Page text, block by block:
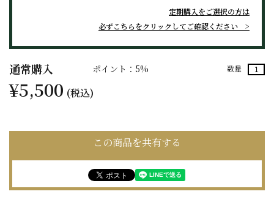
定期購入をご選択の方は
必ずこちらをクリックしてご確認ください
通常購入 ポイント：5% 数量
¥5,500 (税込)
この商品を共有する